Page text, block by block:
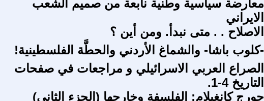
معارضة سياسية وطنية نابعة من صميم الشعب
الايراني
الاصلاح . . متى نبدأ. ومن أين ؟
-كلوب باشا- والشماغ الأردني والحطَّة الفلسطينية!
الصراع العربي الاسرائيلي و مراجعات في صفحات
التاريخ 4-1.
جورج كانغيلام: الفلسفة وخارجها (الجزء الثاني)